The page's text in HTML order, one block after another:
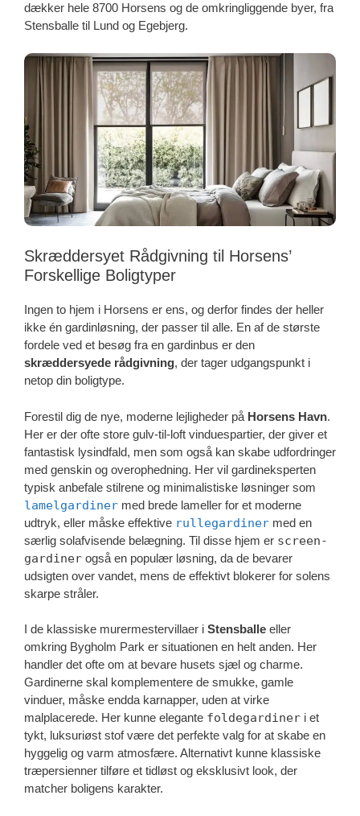
dækker hele 8700 Horsens og de omkringliggende byer, fra
Stensballe til Lund og Egebjerg.
Skræddersyet Rådgivning til Horsens’
Forskellige Boligtyper
Ingen to hjem i Horsens er ens, og derfor findes der heller
ikke én gardinløsning, der passer til alle. En af de største
fordele ved et besøg fra en gardinbus er den
skræddersyede rådgivning, der tager udgangspunkt i
netop din boligtype.
Forestil dig de nye, moderne lejligheder på Horsens Havn.
Her er der ofte store gulv-til-loft vinduespartier, der giver et
fantastisk lysindfald, men som også kan skabe udfordringer
med genskin og overophedning. Her vil gardineksperten
typisk anbefale stilrene og minimalistiske løsninger som
lamelgardiner med brede lameller for et moderne
udtryk, eller måske effektive rullegardiner med en
særlig solafvisende belægning. Til disse hjem er screen-
gardiner også en populær løsning, da de bevarer
udsigten over vandet, mens de effektivt blokerer for solens
skarpe stråler.
I de klassiske murermestervillaer i Stensballe eller
omkring Bygholm Park er situationen en helt anden. Her
handler det ofte om at bevare husets sjæl og charme.
Gardinerne skal komplementere de smukke, gamle
vinduer, måske endda karnapper, uden at virke
malplacerede. Her kunne elegante foldegardiner i et
tykt, luksuriøst stof være det perfekte valg for at skabe en
hyggelig og varm atmosfære. Alternativt kunne klassiske
træpersienner tilføre et tidløst og eksklusivt look, der
matcher boligens karakter.